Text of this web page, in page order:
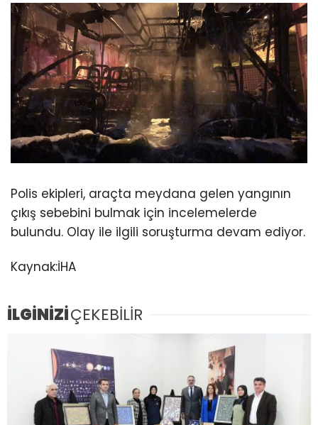
Polis ekipleri, araçta meydana gelen yangının
çıkış sebebini bulmak için incelemelerde
bulundu. Olay ile ilgili soruşturma devam ediyor.
Kaynak:İHA
İLGİNİZİÇEKEBİLİR